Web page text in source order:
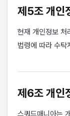
제5조 개인
현재 개인정보 처
법령에 따라 수탁
제6조 개인
스쿼드매니아는